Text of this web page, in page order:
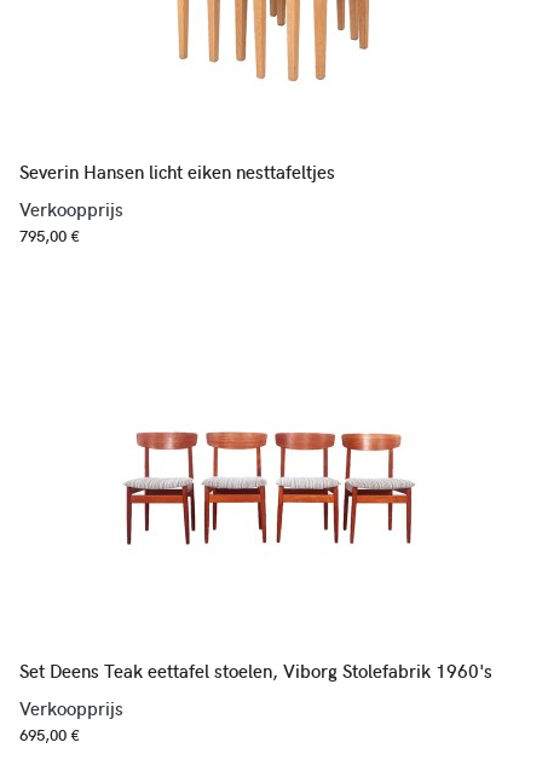
Severin Hansen licht eiken nesttafeltjes
Verkoopprijs
795,00 €
Set Deens Teak eettafel stoelen, Viborg Stolefabrik 1960's
Verkoopprijs
695,00 €